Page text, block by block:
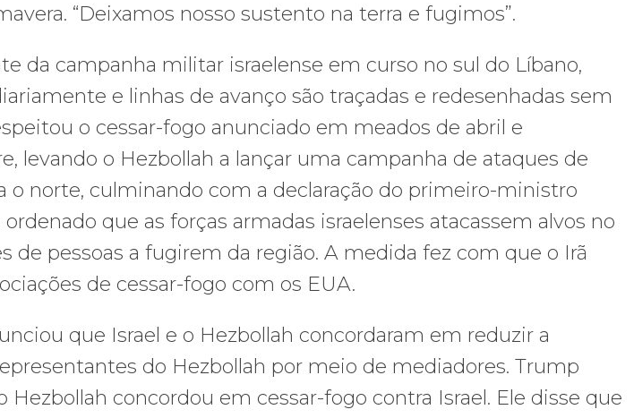
“Deixamos nosso sustento na terra e fugimos”.
da campanha militar israelense em curso no sul do Líbano,
e linhas de avanço são traçadas e redesenhadas sem
o cessar-fogo anunciado em meados de abril e
levando o Hezbollah a lançar uma campanha de ataques de
o norte, culminando com a declaração do primeiro-ministro
que as forças armadas israelenses atacassem alvos no
pessoas a fugirem da região. A medida fez com que o Irã
de cessar-fogo com os EUA.
que Israel e o Hezbollah concordaram em reduzir a
do Hezbollah por meio de mediadores. Trump
concordou em cessar-fogo contra Israel. Ele disse que